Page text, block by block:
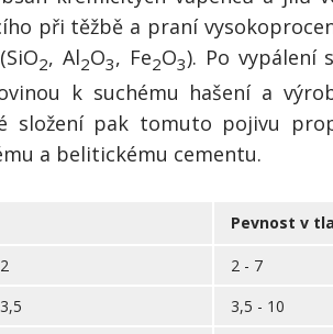
při těžbě a praní
2, Al2O3, Fe2O3). Po vypálení
k suchému hašení a
složení pak tomuto pojivu
a belitickému cementu.
Pevnost v
2 - 7
3,5 - 10